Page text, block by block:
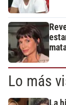
Lo más